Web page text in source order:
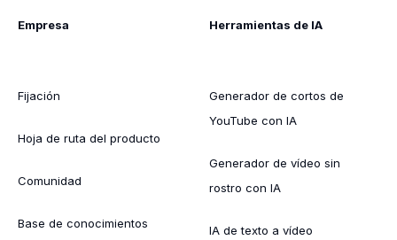
Empresa
Fijación
Hoja de ruta del producto
Comunidad
Base de conocimientos
Herramientas de IA
Generador de cortos de
YouTube con IA
Generador de vídeo sin
rostro con IA
IA de texto a vídeo